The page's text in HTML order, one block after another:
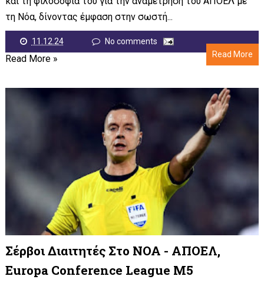
τη Νόα, δίνοντας έμφαση στην σωστή...
11.12.24
No comments
Read More
Read More »
Σέρβοι Διαιτητές Στο ΝΟΑ - ΑΠΟΕΛ,
Europa Conference League Μ5